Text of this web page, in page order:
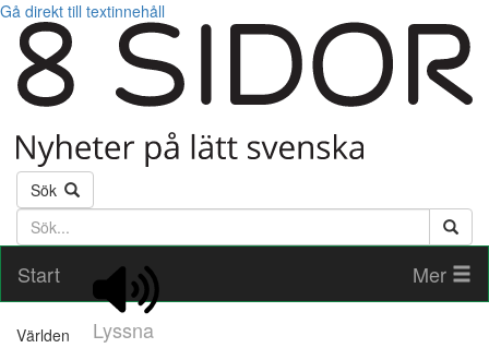
Gå direkt till textinnehåll
Sök
Söktext
Start
Lyssna
Mer
Världen